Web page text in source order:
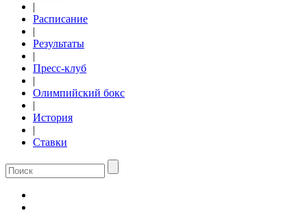
|
Расписание
|
Результаты
|
Пресс-клуб
|
Олимпийский бокс
|
История
|
Ставки